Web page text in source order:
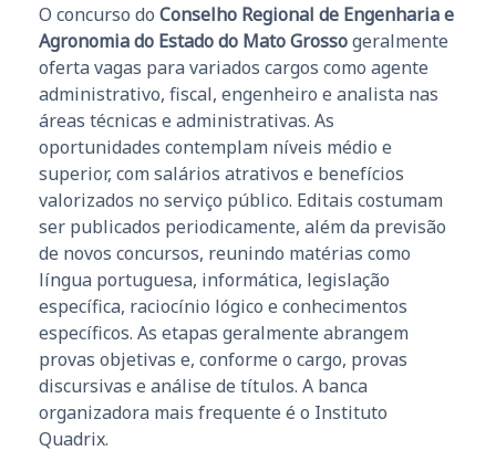
O concurso do Conselho Regional de Engenharia e
Agronomia do Estado do Mato Grossogeralmente
oferta vagas para variados cargos como agente
administrativo, fiscal, engenheiro e analista nas
áreas técnicas e administrativas. As
oportunidades contemplam níveis médio e
superior, com salários atrativos e benefícios
valorizados no serviço público. Editais costumam
ser publicados periodicamente, além da previsão
de novos concursos, reunindo matérias como
língua portuguesa, informática, legislação
específica, raciocínio lógico e conhecimentos
específicos. As etapas geralmente abrangem
provas objetivas e, conforme o cargo, provas
discursivas e análise de títulos. A banca
organizadora mais frequente é o Instituto
Quadrix.